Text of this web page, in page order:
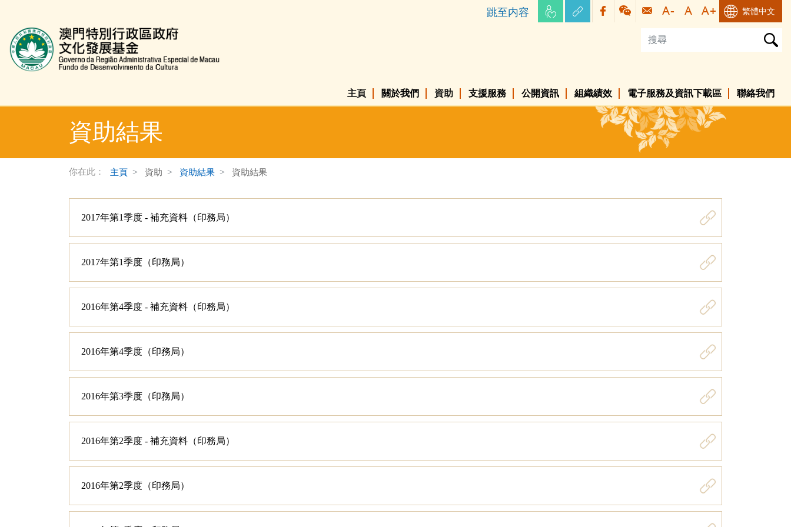
跳至内容 繁體中文
文化發展基金網頁
主頁 關於我們 資助 支援服務 公開資訊 組織績效 電子服務及資訊下載區 聯絡我們
資助結果
你在此： 主頁 資助 資助結果 資助結果
2017年第1季度 - 補充資料（印務局）
2017年第1季度（印務局）
2016年第4季度 - 補充資料（印務局）
2016年第4季度（印務局）
2016年第3季度（印務局）
2016年第2季度 - 補充資料（印務局）
2016年第2季度（印務局）